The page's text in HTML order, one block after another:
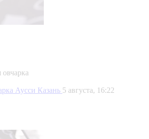
овчарка
Аусси Казань 5 августа, 16:22